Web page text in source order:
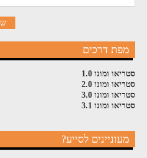
מפת דרכים
סטריאו ומונו 1.0
סטריאו ומונו 2.0
סטריאו ומונו 3.0
סטריאו ומונו 3.1
מעוניינים לסייע?